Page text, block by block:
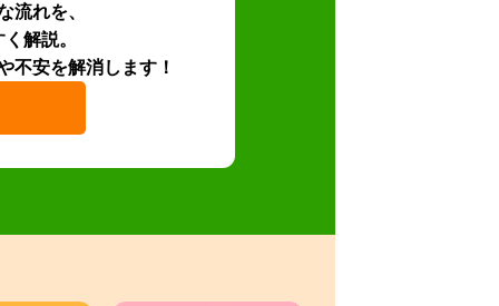
流れを、
解説。
不安を解消します！